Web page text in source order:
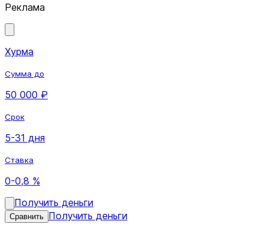
Реклама
Хурма
Сумма до
50 000 ₽
Срок
5-31 дня
Ставка
0-0,8 %
Получить деньги
Сравнить Получить деньги